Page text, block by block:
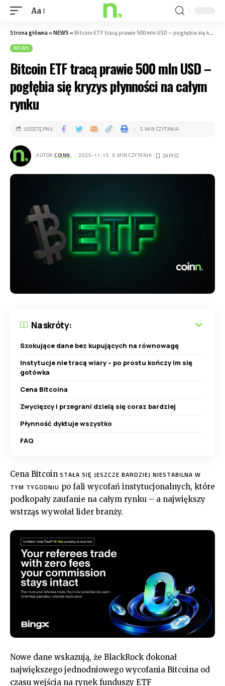
Aa
Strona główna»NEWS »Bitcoin ETF tracą prawie 500 mln USD – pogłębia się kryzys płynności na całym rynku
NEWS
Bitcoin ETF tracą prawie 500 mln USD –
pogłębia się kryzys płynności na całym
rynku
AUTOR COINN. . 2025-11-15 5 MIN CZYTANIA
UDOSTĘPNIJ 5 MIN CZYTANIA
Na skróty:
Szokujące dane bez kupujących na równowagę
Instytucje nie tracą wiary – po prostu kończy im się
gotówka
Cena Bitcoina
Zwycięzcy i przegrani dzielą się coraz bardziej
Płynność dyktuje wszystko
FAQ
Cena Bitcoin STAŁA SIĘ JESZCZE BARDZIEJ NIESTABILNA W
TYM TYGODNIU po fali wycofań instytucjonalnych, które
podkopały zaufanie na całym rynku – a największy
wstrząs wywołał lider branży.
Nowe dane wskazują, że BlackRock dokonał
największego jednodniowego wycofania Bitcoina od
czasu wejścia na rynek funduszy ETF